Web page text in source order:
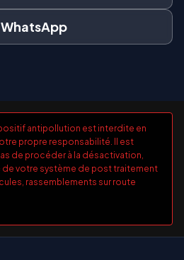
WhatsApp
antipollution est interdite en
propre responsabilité. Il est
de procéder à la désactivation,
votre système de post traitement
rassemblements sur route